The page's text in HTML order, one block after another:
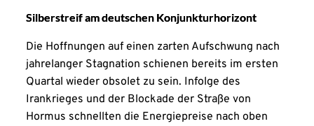
Silberstreif am deutschen Konjunkturhorizont
Die Hoffnungen auf einen zarten Aufschwung nach
jahrelanger Stagnation schienen bereits im ersten
Quartal wieder obsolet zu sein. Infolge des
Irankrieges und der Blockade der Straße von
Hormus schnellten die Energiepreise nach oben